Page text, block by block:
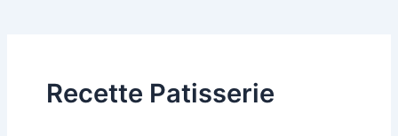
Recette Patisserie